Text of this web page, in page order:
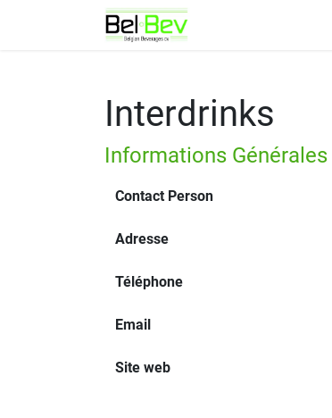
Se rendre au contenu
Interdrinks
Informations Générales
Contact Person
Adresse
Téléphone
Email
Site web